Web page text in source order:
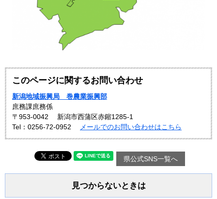
このページに関するお問い合わせ
新潟地域振興局 巻農業振興部
庶務課庶務係
〒953-0042
新潟市西蒲区赤鏥1285-1
Tel：0256-72-0952
メールでのお問い合わせはこちら
県公式SNS一覧へ
見つからないときは